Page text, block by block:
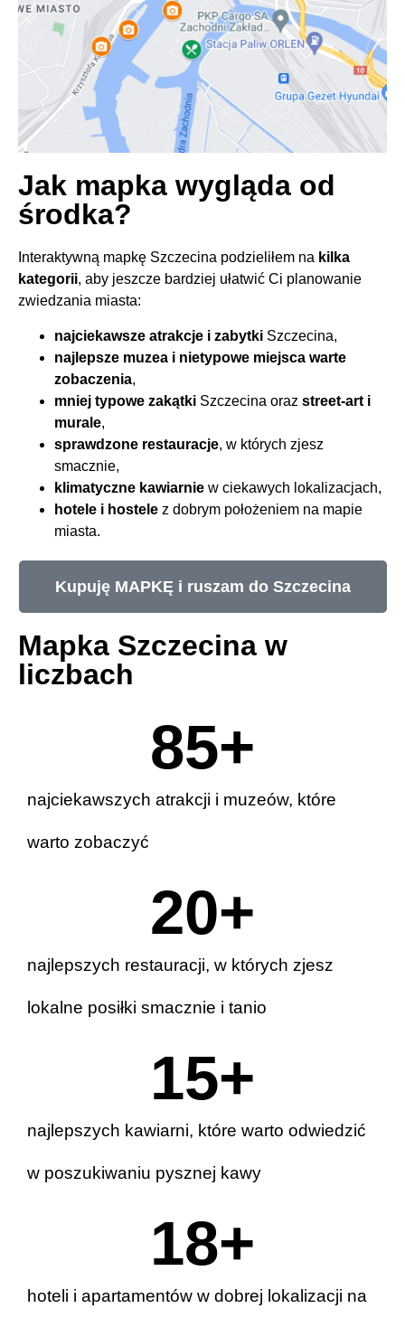
Jak mapka wygląda od
środka?
Interaktywną mapkę Szczecina podzieliłem na kilka
kategorii, aby jeszcze bardziej ułatwić Ci planowanie
zwiedzania miasta:
najciekawsze atrakcje i zabytki Szczecina,
najlepsze muzea i nietypowe miejsca warte
zobaczenia,
mniej typowe zakątki Szczecina oraz street-art i
murale,
sprawdzone restauracje, w których zjesz
smacznie,
klimatyczne kawiarnie w ciekawych lokalizacjach,
hotele i hostele z dobrym położeniem na mapie
miasta.
Kupuję MAPKĘ i ruszam do Szczecina
Mapka Szczecina w
liczbach
najciekawszych atrakcji i muzeów, które
warto zobaczyć
90+
najlepszych restauracji, w których zjesz
lokalne posiłki smacznie i tanio
20+
najlepszych kawiarni, które warto odwiedzić
w poszukiwaniu pysznej kawy
15+
hoteli i apartamentów w dobrej lokalizacji na
20+